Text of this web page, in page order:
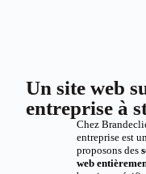
Un site web
entreprise à
Chez
entreprise est
proposons des
web